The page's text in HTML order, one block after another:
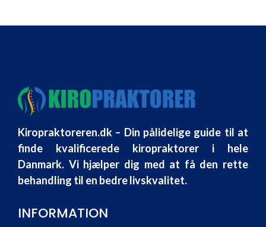
Kiropraktoreren.dk – Din pålidelige guide til at
finde kvalificerede kiropraktorer i hele
Danmark. Vi hjælper dig med at få den rette
behandling til en bedre livskvalitet.
INFORMATION